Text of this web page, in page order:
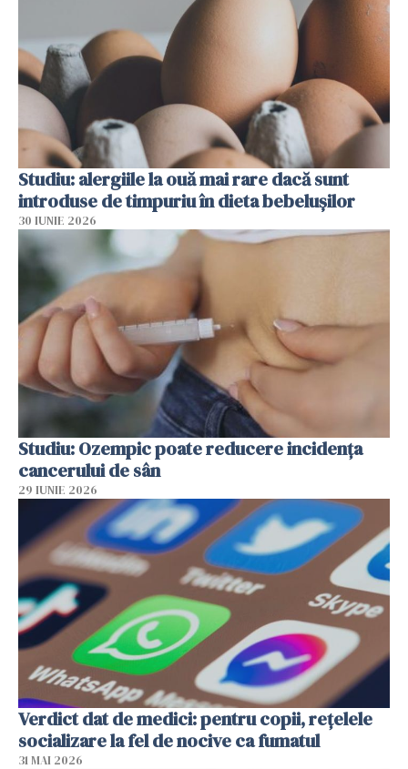
Studiu: alergiile la ouă mai rare dacă sunt
introduse de timpuriu în dieta bebelușilor
30 IUNIE 2026
Studiu: Ozempic poate reducere incidența
cancerului de sân
29 IUNIE 2026
Verdict dat de medici: pentru copii, rețelele
socializare la fel de nocive ca fumatul
31 MAI 2026